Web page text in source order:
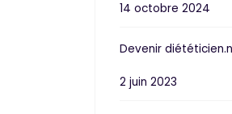
14 octobre 2024
Devenir
2 juin 2023